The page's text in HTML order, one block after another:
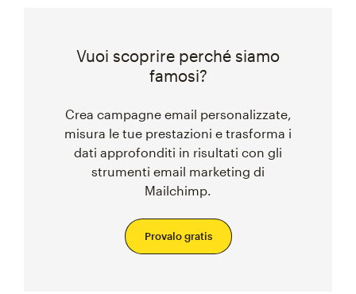
Vuoi scoprire perché siamo
famosi?
Crea campagne email personalizzate,
misura le tue prestazioni e trasforma i
dati approfonditi in risultati con gli
strumenti email marketing di
Mailchimp.
Provalo gratis